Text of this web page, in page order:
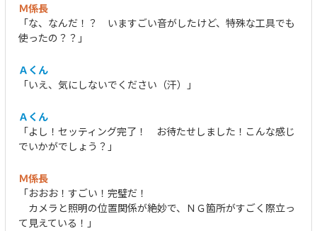
Ｍ係長
「な、なんだ！？ いますごい音がしたけど、特殊な工具でも
使ったの？？」
Ａくん
「いえ、気にしないでください（汗）」
Ａくん
「よし！セッティング完了！ お待たせしました！こんな感じ
でいかがでしょう？」
Ｍ係長
「おおお！すごい！完璧だ！
カメラと照明の位置関係が絶妙で、ＮＧ箇所がすごく際立っ
て見えている！」